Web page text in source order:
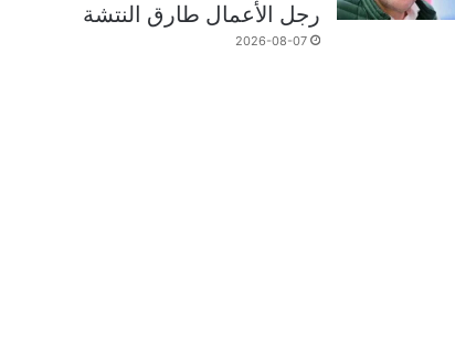
رجل الأعمال طارق النتشة
2026-08-07